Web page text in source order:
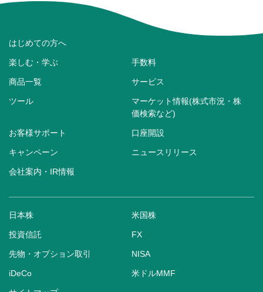
はじめての方へ
楽しむ・学ぶ 手数料
商品一覧 サービス
ツール
マーケット情報(株式市況・株
価検索など)
お客様サポート 口座開設
キャンペーン ニュースリリース
会社案内・IR情報
日本株 米国株
投資信託 FX
先物・オプション取引 NISA
iDeCo 米ドルMMF